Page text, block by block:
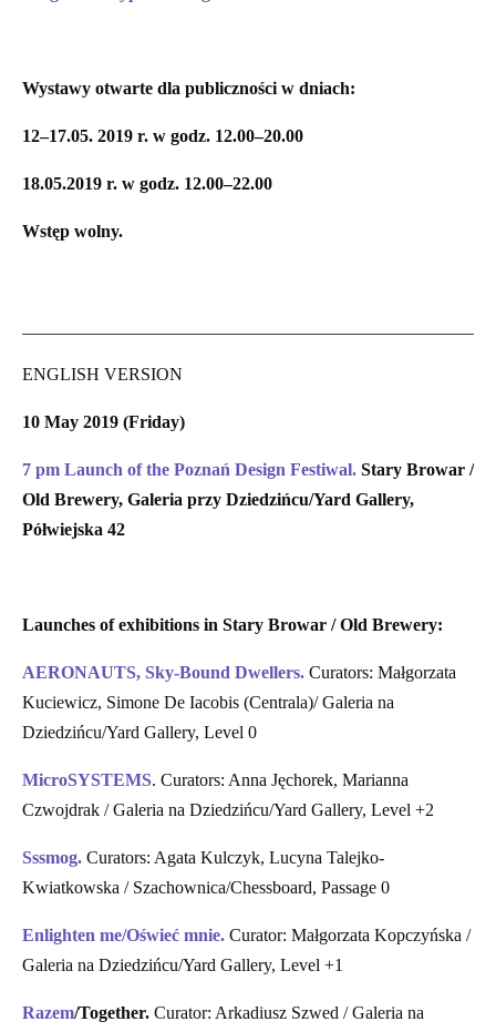
Wystawy otwarte dla publiczności w dniach:
12–17.05. 2019 r. w godz. 12.00–20.00
18.05.2019 r. w godz. 12.00–22.00
Wstęp wolny.
ENGLISH VERSION
10 May 2019 (Friday)
7 pm Launch of the Poznań Design Festiwal. Stary Browar /
Old Brewery, Galeria przy Dziedzińcu/Yard Gallery,
Półwiejska 42
Launches of exhibitions in Stary Browar / Old Brewery:
AERONAUTS, Sky-Bound Dwellers. Curators: Małgorzata
Kuciewicz, Simone De Iacobis (Centrala)/ Galeria na
Dziedzińcu/Yard Gallery, Level 0
MicroSYSTEMS. Curators: Anna Jęchorek, Marianna
Czwojdrak / Galeria na Dziedzińcu/Yard Gallery, Level +2
Sssmog. Curators: Agata Kulczyk, Lucyna Talejko-
Kwiatkowska / Szachownica/Chessboard, Passage 0
Enlighten me/Oświeć mnie. Curator: Małgorzata Kopczyńska /
Galeria na Dziedzińcu/Yard Gallery, Level +1
Razem/Together. Curator: Arkadiusz Szwed / Galeria na